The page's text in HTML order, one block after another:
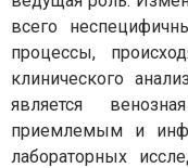
всего
процессы,
клинического
является
приемлемым и
лабораторных